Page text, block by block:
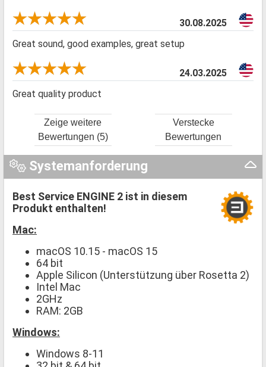
30.08.2025
Great sound, good examples, great setup
24.03.2025
Great quality product
Zeige weitere
Bewertungen (5)
Verstecke
Bewertungen
Systemanforderung
Best Service ENGINE 2 ist in diesem
Produkt enthalten!
Mac:
macOS 10.15 - macOS 15
64 bit
Apple Silicon (Unterstützung über Rosetta 2)
Intel Mac
2GHz
RAM: 2GB
Windows:
Windows 8-11